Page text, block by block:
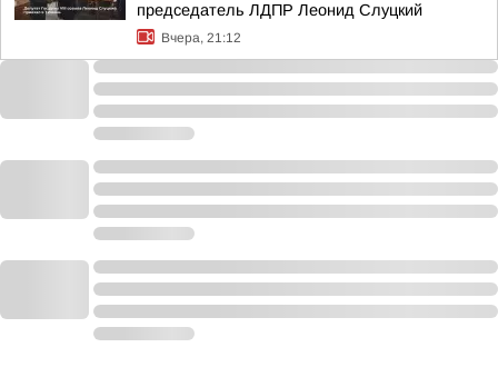
председатель ЛДПР Леонид Слуцкий
Вчера, 21:12